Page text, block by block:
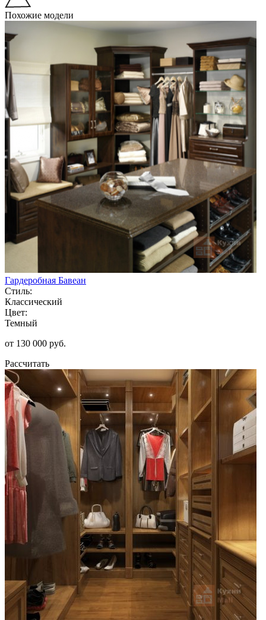
Похожие модели
Гардеробная Бавеан
Стиль:
Классический
Цвет:
Темный
от 130 000 руб.
Рассчитать